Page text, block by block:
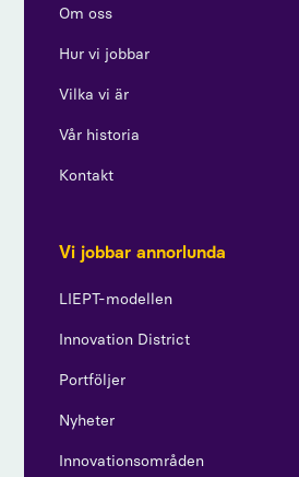
Om oss
Hur vi jobbar
Vilka vi är
Vår historia
Kontakt
Vi jobbar annorlunda
LIEPT-modellen
Innovation District
Portföljer
Nyheter
Innovationsområden